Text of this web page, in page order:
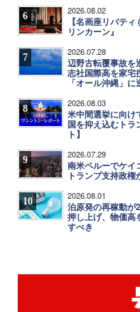
6 2026.08.02
【名画座リバテ
リンカーン』
7 2026.07.28
辺野古転覆事故を
志社国際高を家宅
「オール沖縄」に
8 2026.08.03
米中間選挙に向け
国を抑え込むト
ト】
9 2026.07.29
南米ペルーでケイ
トランプ支持政権
10 2026.08.01
泊原発の再稼動が
押し上げ、物価高
すべき